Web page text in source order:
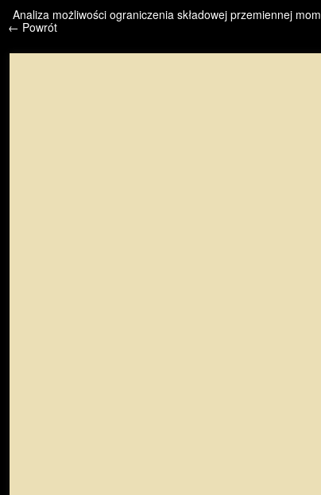
/* */ /* */ /* pliki_strona_po_stronie */
Analiza możliwości ograniczenia składowej przemiennej
← Powrót